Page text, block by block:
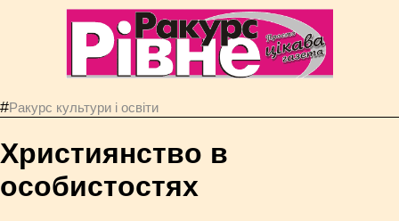
#Ракурс культури і освіти
Християнство в
особистостях